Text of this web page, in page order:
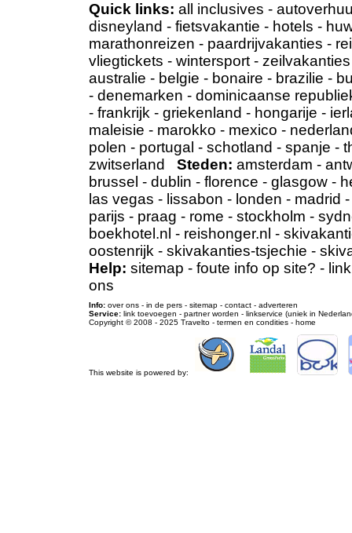
Quick links: all inclusives -
disneyland - fietsvakantie - hotels -
marathonreizen - paardrijvakanties -
vliegtickets - wintersport - zeilvakanties
australie - belgie - bonaire - brazilie -
- denemarken - dominicaanse
- frankrijk - griekenland - hongarije -
maleisie - marokko - mexico -
polen - portugal - schotland - spanje -
zwitserland
Steden: amsterdam -
brussel - dublin - florence - glasgow -
las vegas - lissabon - londen - madrid
parijs - praag - rome - stockholm -
boekhotel.nl - reishonger.nl -
oostenrijk - skivakanties-tsjechie -
Help: sitemap - foute info op site? -
ons
Info: over ons - in de pers - sitemap - contact - adverteren
Service: link toevoegen - partner worden - linkservice (uniek in
Copyright © 2008 - 2025 Travelto - termen en condities - home
This website is powered by: